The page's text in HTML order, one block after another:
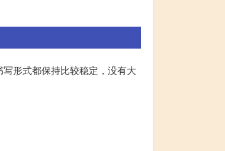
形式都保持比较稳定，没有大